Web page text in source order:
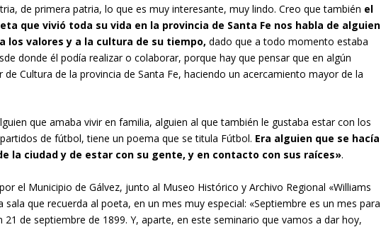
de primera patria, lo que es muy interesante, muy lindo. Creo que también el
que vivió toda su vida en la provincia de Santa Fe nos habla de alguien
los valores y a la cultura de su tiempo, dado que a todo momento estaba
donde él podía realizar o colaborar, porque hay que pensar que en algún
Cultura de la provincia de Santa Fe, haciendo un acercamiento mayor de la
que amaba vivir en familia, alguien al que también le gustaba estar con los
de fútbol, tiene un poema que se titula Fútbol. Era alguien que se hacía
la ciudad y de estar con su gente, y en contacto con sus raíces».
el Municipio de Gálvez, junto al Museo Histórico y Archivo Regional «Williams
sala que recuerda al poeta, en un mes muy especial: «Septiembre es un mes para
21 de septiembre de 1899. Y, aparte, en este seminario que vamos a dar hoy,